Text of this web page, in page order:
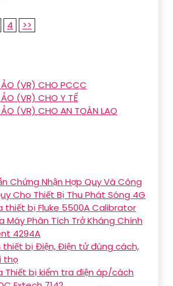
4 >>
(VR) CHO PCCC
(VR) CHO Y TẾ
(VR) CHO AN TOÀN LAO
Chứng Nhận Hợp Quy Và Công
Cho Thiết Bị Thu Phát Sóng 4G
thiết bị Fluke 5500A Calibrator
Máy Phân Tích Trở Kháng Chính
4294A
thiết bị Điện, Điện tử đúng cách,
thọ
Thiết bị kiểm tra điện áp/cách